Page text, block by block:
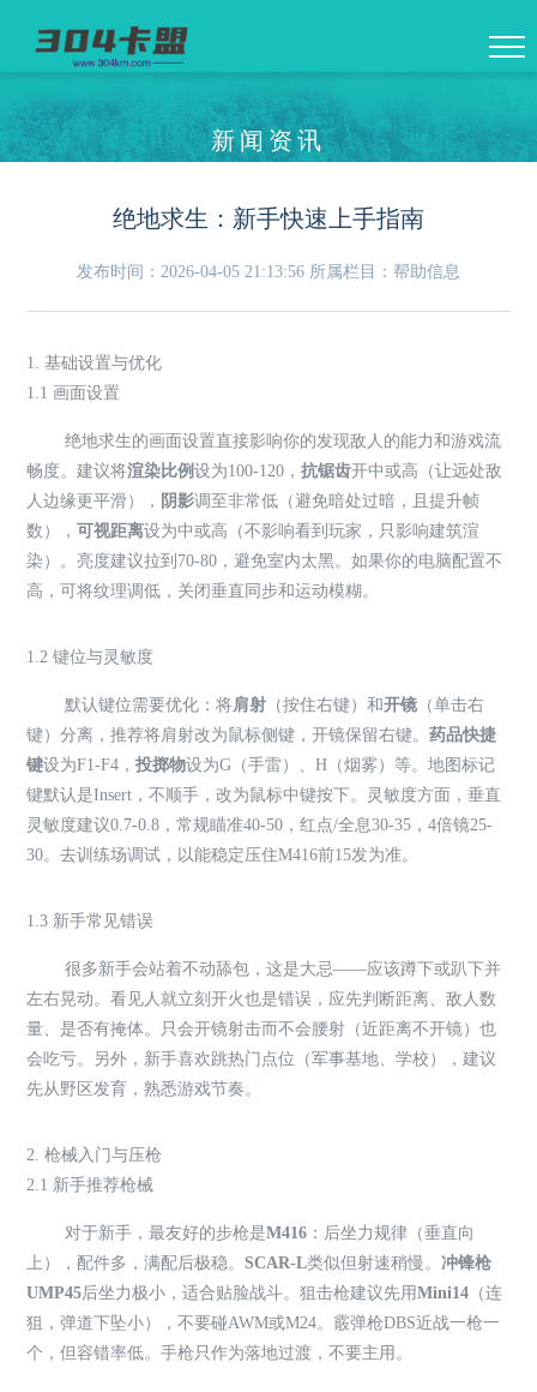
新闻资讯
绝地求生：新手快速上手指南
发布时间：2026-04-05 21:13:56 所属栏目：帮助信息
1. 基础设置与优化
1.1 画面设置
绝地求生的画面设置直接影响你的发现敌人的能力和游戏流
畅度。建议将渲染比例设为100-120，抗锯齿开中或高（让远处敌
人边缘更平滑）， 阴影调至非常低（避免暗处过暗，且提升帧
数），可视距离设为中或高（不影响看到玩家，只影响建筑渲
染）。亮度建议拉到70-80，避免室内太黑。如果你的电脑配置不
高，可将纹理调低，关闭垂直同步和运动模糊。
1.2 键位与灵敏度
默认键位需要优化：将肩射 （按住右键）和开镜 （单击右
键）分离，推荐将肩射改为鼠标侧键，开镜保留右键。药品快捷
键设为F1-F4，投掷物设为G（手雷）、H（烟雾）等。地图标记
键默认是Insert，不顺手，改为鼠标中键按下。灵敏度方面，垂直
灵敏度建议0.7-0.8，常规瞄准40-50，红点/全息30-35，4倍镜25-
30。去训练场调试，以能稳定压住M416前15发为准。
1.3 新手常见错误
很多新手会站着不动舔包，这是大忌——应该蹲下或趴下并
左右晃动。看见人就立刻开火也是错误，应先判断距离、敌人数
量、是否有掩体。只会开镜射击而不会腰射（近距离不开镜）也
会吃亏。另外，新手喜欢跳热门点位（军事基地、学校），建议
先从野区发育，熟悉游戏节奏。
2. 枪械入门与压枪
2.1 新手推荐枪械
对于新手，最友好的步枪是M416 ：后坐力规律（垂直向
上），配件多，满配后极稳。SCAR-L类似但射速稍慢。冲锋枪
UMP45后坐力极小，适合贴脸战斗。狙击枪建议先用Mini14 （连
狙，弹道下坠小），不要碰AWM或M24。霰弹枪DBS近战一枪一
个，但容错率低。手枪只作为落地过渡，不要主用。